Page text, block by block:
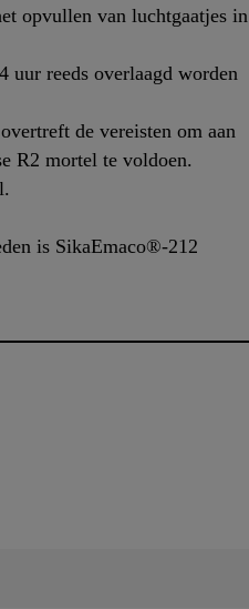
opvullen van luchtgaatjes in
uur reeds overlaagd worden
de vereisten om aan
R2 mortel te voldoen.
is SikaEmaco®-212